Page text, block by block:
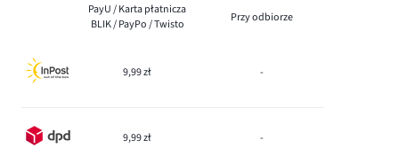
PayU / Karta płatnicza
BLIK / PayPo / Twisto
Przy odbiorze
9,99 zł -
9,99 zł -